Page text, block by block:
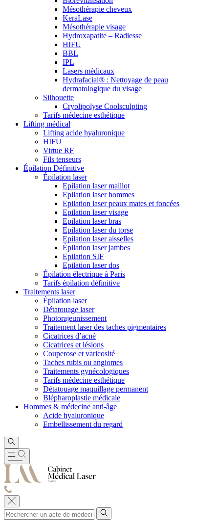
Mésothérapie cheveux
KeraLase
Mésothérapie visage
Hydroxapatite – Radiesse
HIFU
BBL
IPL
Lasers médicaux
Hydrafacial® : Nettoyage de peau
dermatologique du visage
Silhouette
Cryolipolyse Coolsculpting
Tarifs médecine esthétique
Lifting médical
Lifting acide hyaluronique
HIFU
Virtue RF
Fils tenseurs
Épilation Définitive
Épilation laser
Epilation laser maillot
Epilation laser hommes
Epilation laser peaux mates et foncées
Epilation laser visage
Epilation laser bras
Epilation laser du torse
Epilation laser aisselles
Épilation laser jambes
Epilation SIF
Epilation laser dos
Épilation électrique à Paris
Tarifs épilation définitive
Traitements laser
Épilation laser
Détatouage laser
Photorajeunissement
Traitement laser des taches pigmentaires
Cicatrices d’acné
Cicatrices et lésions
Couperose et varicosité
Taches rubis ou angiomes
Traitements gynécologiques
Tarifs médecine esthétique
Détatouage maquillage permanent
Blépharoplastie médicale
Hommes & médecine anti-âge
Acide hyaluronique
Embellissement du regard